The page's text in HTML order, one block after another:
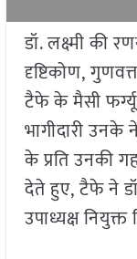
डॉ. लक्ष्मी की
दृष्टिकोण,
टैफे के मैसी
भागीदारी उनके
के प्रति उनकी
देते हुए, टैफे ने
उपाध्यक्ष नियुक्त